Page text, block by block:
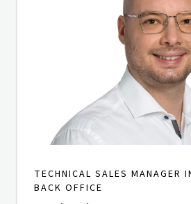
TECHNICAL SALES MANAGER
BACK OFFICE